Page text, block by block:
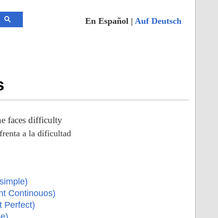
En Español | Auf Deutsch
faces difficulty
a la dificultad
Continouos)
Perfect)